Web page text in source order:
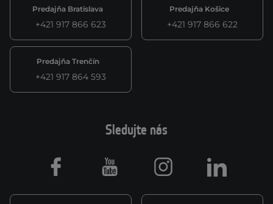
Predajňa Bratislava
+421 917 866 623
Predajňa Košice
+421 917 866 622
Predajňa Trenčín
+421 917 864 593
Sledujte nás
Facebook Youtube Instagram LinkedIn